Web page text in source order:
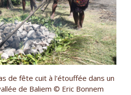
de fête cuit à l'étouffée dans un
de Baliem © Eric Bonnem